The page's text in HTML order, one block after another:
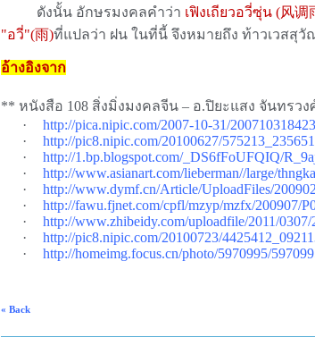
ดังนั้น อักษรมงคลคำว่า เฟิงเถียวอวี่ซุ่น (风调
"อวี่"(雨)ที่แปลว่า ฝน ในที่นี้ จึงหมายถึง ท้าวเวสสุ
อ้างอิงจาก
** หนังสือ 108 สิ่งมิ่งมงคลจีน – อ.ปิยะแสง จันทรวง
·
http://pica.nipic.com/2007-10-31/
·
http://pic8.nipic.com/20100627/
·
http://1.bp.blogspot.com/_DS6fFoUFQIQ/
·
http://www.asianart.com/lieberman//large/
·
http://www.dymf.cn/Article/UploadFiles/
·
http://fawu.fjnet.com/cpfl/mzyp/mzfx/200907/
·
http://www.zhibeidy.com/uploadfile/2011/
·
http://pic8.nipic.com/20100723/
·
http://homeimg.focus.cn/photo/5970995/
« Back